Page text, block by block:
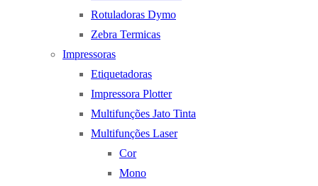
Rotuladoras Dymo
Zebra Termicas
Impressoras
Etiquetadoras
Impressora Plotter
Multifunções Jato Tinta
Multifunções Laser
Cor
Mono